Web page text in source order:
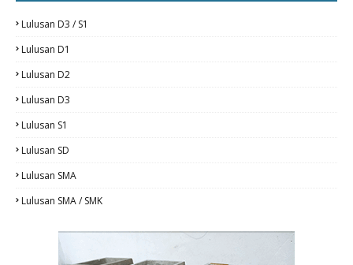
Lulusan D3 / S1
Lulusan D1
Lulusan D2
Lulusan D3
Lulusan S1
Lulusan SD
Lulusan SMA
Lulusan SMA / SMK